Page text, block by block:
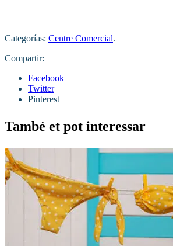
Categorías: Centre Comercial.
Compartir:
Facebook
Twitter
Pinterest
També et pot interessar